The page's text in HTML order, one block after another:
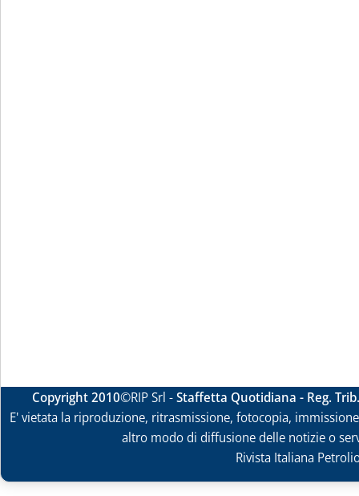
Copyright 2010©RIP Srl -Staffetta Quotidiana - Reg.
E' vietata la riproduzione, ritrasmissione, fotocopia,
altro modo di diffusione delle notizie o
Rivista Italiana